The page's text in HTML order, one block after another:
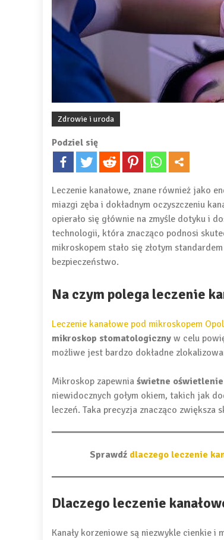
Zdrowie i uroda
Podziel się
Leczenie kanałowe, znane również jako
miazgi zęba i dokładnym oczyszczeniu
opierało się głównie na zmyśle dotyku i
technologii, która znacząco podnosi
mikroskopem stało się złotym
bezpieczeństwo.
Na czym polega leczenie
Leczenie kanałowe pod mikroskopem
mikroskop stomatologiczny w celu
możliwe jest bardzo dokładne
Mikroskop zapewnia świetne
niewidocznych gołym okiem, takich jak
leczeń. Taka precyzja znacząco zwiększa
Sprawdź dlaczego leczenie
Dlaczego leczenie
Kanały korzeniowe są niezwykle cienkie